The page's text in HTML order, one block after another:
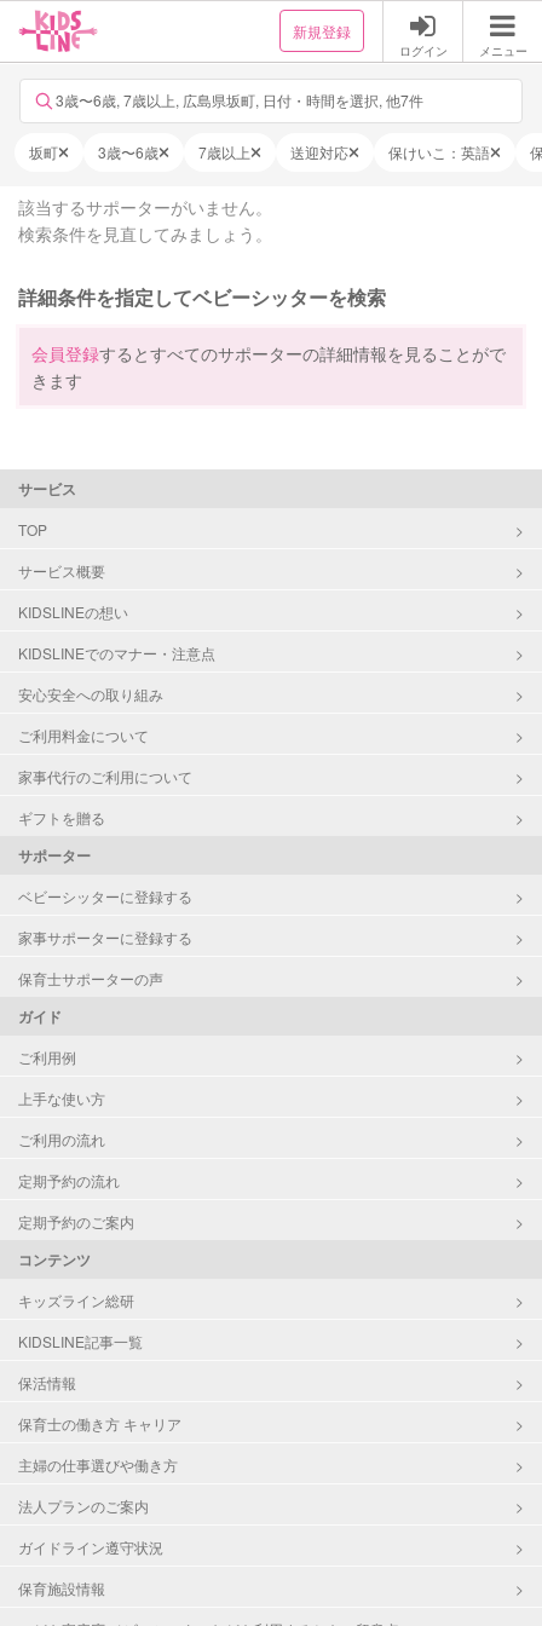
新規登録
ログイン メニュー
3歳〜6歳, 7歳以上, 広島県坂町, 日付・時間を選択, 他7件
坂町 3歳〜6歳 7歳以上 送迎対応 保けいこ：英語
該当するサポーターがいません。
検索条件を見直してみましょう。
詳細条件を指定してベビーシッターを検索
会員登録するとすべてのサポーターの詳細情報を見ることがで
きます
サービス
TOP
サービス概要
KIDSLINEの想い
KIDSLINEでのマナー・注意点
安心安全への取り組み
ご利用料金について
家事代行のご利用について
ギフトを贈る
サポーター
ベビーシッターに登録する
家事サポーターに登録する
保育士サポーターの声
ガイド
ご利用例
上手な使い方
ご利用の流れ
定期予約の流れ
定期予約のご案内
コンテンツ
キッズライン総研
KIDSLINE記事一覧
保活情報
保育士の働き方 キャリア
主婦の仕事選びや働き方
法人プランのご案内
ガイドライン遵守状況
保育施設情報